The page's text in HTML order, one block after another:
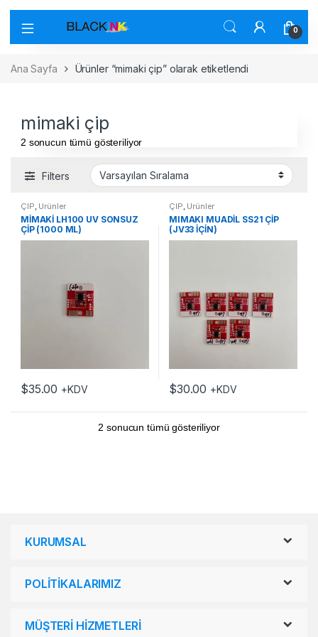
0
Ana Sayfa Ürünler “mimaki çip” olarak etiketlendi
mimaki çip
2 sonucun tümü gösteriliyor
Filters
ÇİP, Ürünler
MİMAKİ LH100 UV SONSUZ
ÇİP (1000 ML)
$35.00 +KDV
ÇİP, Ürünler
MIMAKI MUADİL SS21 ÇİP
(JV33 İÇİN)
$30.00 +KDV
2 sonucun tümü gösteriliyor
KURUMSAL
POLİTİKALARIMIZ
MÜŞTERİ HİZMETLERİ